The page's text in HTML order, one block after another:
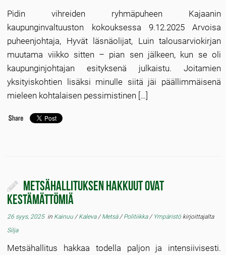
Pidin vihreiden ryhmäpuheen Kajaanin
kaupunginvaltuuston kokouksessa 9.12.2025 Arvoisa
puheenjohtaja, Hyvät läsnäolijat, Luin talousarviokirjan
muutama viikko sitten – pian sen jälkeen, kun se oli
kaupunginjohtajan esityksenä julkaistu. Joitamien
yksityiskohtien lisäksi minulle siitä jäi päällimmäisenä
mieleen kohtalaisen pessimistinen […]
Metsähallituksen hakkuut ovat
kestämättömiä
26 syys, 2025in Kainuu/Kaleva/Metsä/Politiikka/ Ympäristö kirjoittajalta
Silja
Metsähallitus hakkaa todella paljon ja intensiivisesti.